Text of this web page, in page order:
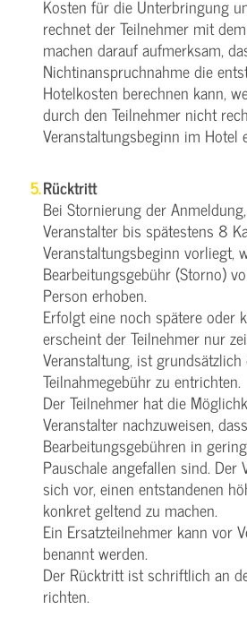
Kosten für die Unterbringung
rechnet der Teilnehmer mit
machen darauf aufmerksam,
Nichtinanspruchnahme die
Hotelkosten berechnen kann,
durch den Teilnehmer nicht
Veranstaltungsbeginn im Hotel
Rücktritt
Bei Stornierung der
Veranstalter bis spätestens 8
Veranstaltungsbeginn vorliegt,
Bearbeitungsgebühr (Storno)
Person erhoben.
Erfolgt eine noch spätere oder
erscheint der Teilnehmer nur
Veranstaltung, ist
Teilnahmegebühr zu entrichten.
Der Teilnehmer hat die
Veranstalter nachzuweisen, dass
Bearbeitungsgebühren in
Pauschale angefallen sind. Der
sich vor, einen entstandenen
konkret geltend zu machen.
Ein Ersatzteilnehmer kann vor
benannt werden.
Der Rücktritt ist schriftlich an
richten.